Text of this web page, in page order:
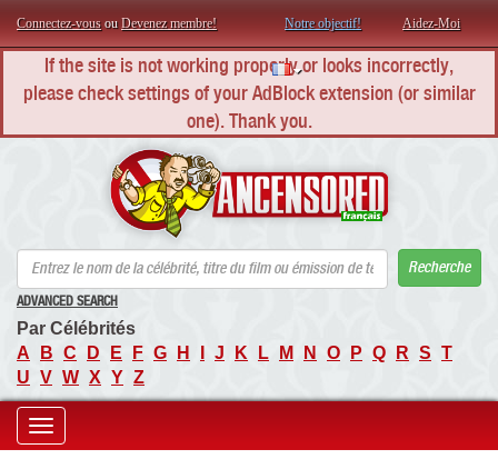
Connectez-vous ou Devenez membre! Notre objectif! Aidez-Moi
If the site is not working properly or looks incorrectly,
please check settings of your AdBlock extension (or similar
one). Thank you.
Recherche
ADVANCED SEARCH
Par Célébrités
A
B C D E F G H J K L M N O P Q R S T
U V W X Y Z
Toggle